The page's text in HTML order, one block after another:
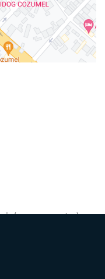
(con cargo extra)